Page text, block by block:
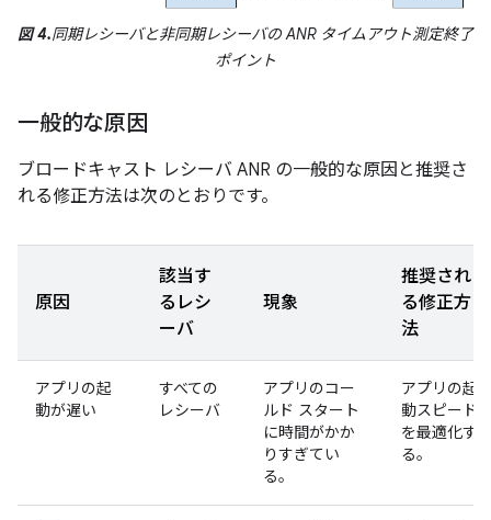
図 4.同期レシーバと非同期レシーバの ANR タイムアウト測定終了
ポイント
一般的な原因
ブロードキャスト レシーバ ANR の一般的な原因と推奨さ
れる修正方法は次のとおりです。
原因
該当す
るレシ
ーバ
現象
推奨され
る修正方
法
アプリの起
動が遅い
すべての
レシーバ
アプリのコー
ルド スタート
に時間がかか
りすぎてい
る。
アプリの起
動スピード
を最適化す
る。